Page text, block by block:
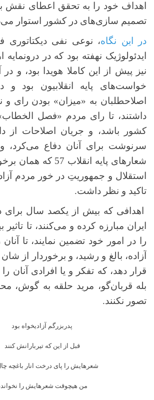
اهداف خود را به تحقق اعطای نقش
تصمیم سازی‌های در کشور استوار
در این نگاه، نوعی نفی دیکتاتوری
نیز پیش از این کاملا هویدا بود، و
خواست‌های پایه انقلابیون بود و
اصلاحطلبان به «میزان» بودن رای و
داشتند، تا رای مردم «فصل
کشور باشد، و جریان اصلاحات از
سرنوشت برای آنان دفاع می‌کرد،
شعارهای پایه انقلاب
استقلال و جمهوریتِ در خور مردم
تاکید و نظر داشت.
اهدافی که بیش از یکصد سال برای
ایران مبارزه کرده و می‌کنند، تا
را در امور خود تضمین نمایند، تا
آزاده، بالغ و رشید، و برخوردار از
قرار دهد، که تفکر و یا افرادی آنان
بله قربان‌گو، مرید حلقه به گوش،
تصور نکنند.
پدربزرگم آزادیخواه بود
قبل از این که تیربارانش کنند
شعرهایش را پای درخت انار باغچه
من هیچوقت شعرهایش را